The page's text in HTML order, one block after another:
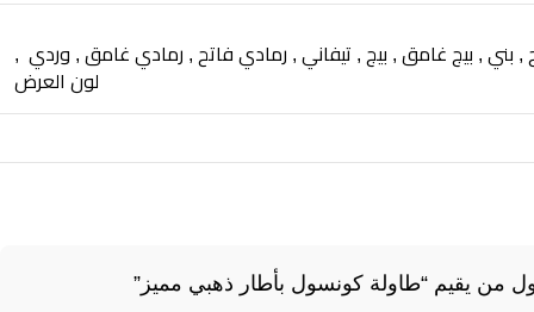
, بني , بيج غامق , بيج , تيفاني , رمادي فاتح , رمادي غامق , وردي ,
لون العرض
من يقيم “طاولة كونسول بأطار ذهبي مميز”